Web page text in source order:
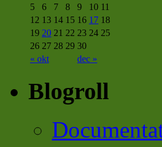
« okt dec »
5
6 7 8 9 10 11
12 13 14 15 16 17 18
19 20 21 22 23 24 25
26 27 28 29 30
Blogroll